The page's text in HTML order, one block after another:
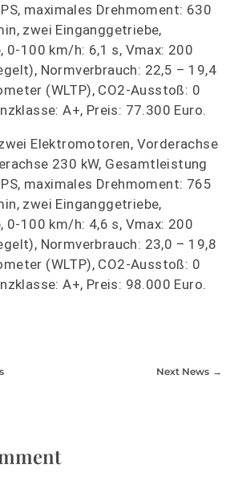
maximales Drehmoment: 630
zwei Einganggetriebe,
0-100 km/h: 6,1 s, Vmax: 200
Normverbrauch: 22,5 – 19,4
(WLTP), CO2-Ausstoß: 0
A+, Preis: 77.300 Euro.
Elektromotoren, Vorderachse
230 kW, Gesamtleistung
maximales Drehmoment: 765
zwei Einganggetriebe,
0-100 km/h: 4,6 s, Vmax: 200
Normverbrauch: 23,0 – 19,8
(WLTP), CO2-Ausstoß: 0
A+, Preis: 98.000 Euro.
Next News